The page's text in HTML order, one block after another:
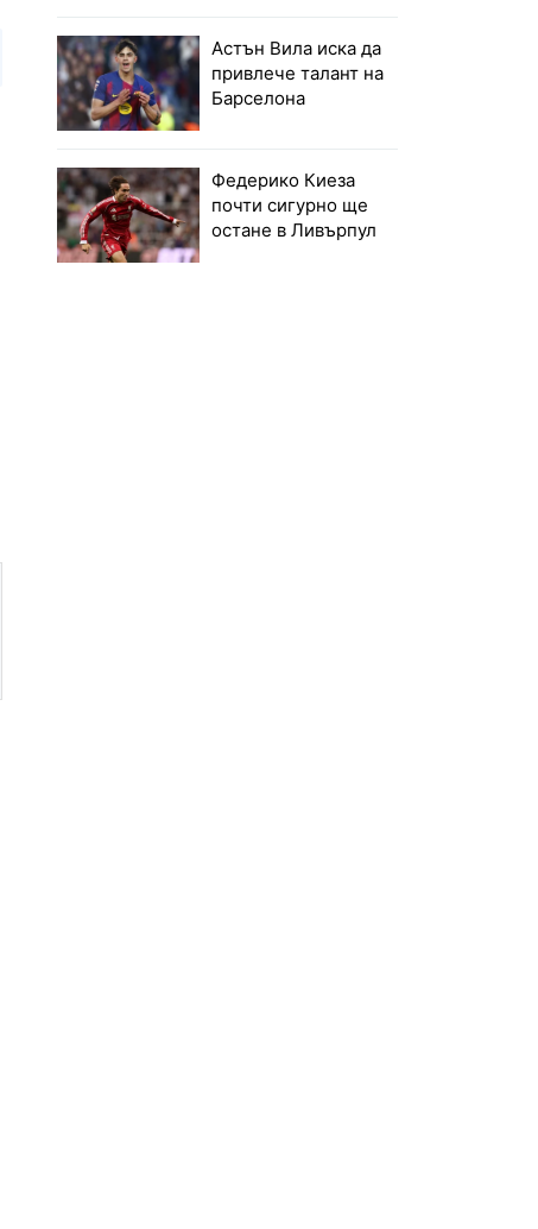
Астън Вила иска да
привлече талант на
Барселона
Федерико Киеза
почти сигурно ще
остане в Ливърпул